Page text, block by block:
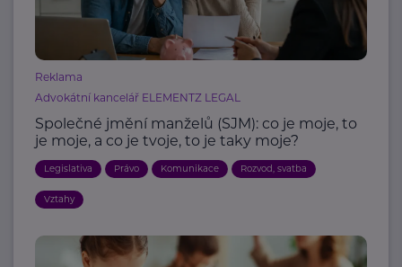
Reklama
Advokátní kancelář ELEMENTZ LEGAL
Společné jmění manželů (SJM): co je moje, to
je moje, a co je tvoje, to je taky moje?
Legislativa Právo Komunikace Rozvod, svatba
Vztahy